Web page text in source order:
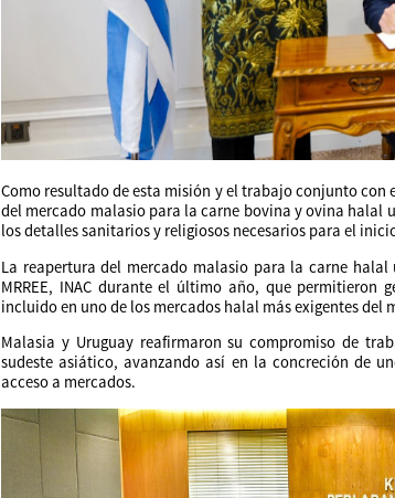
Como resultado de esta misión y el trabajo conjunto
del mercado malasio para la carne bovina y ovina halal
los detalles sanitarios y religiosos necesarios para el
La reapertura del mercado malasio para la carne halal
MRREE, INAC durante el último año, que permitieron
incluido en uno de los mercados halal más exigentes del
Malasia y Uruguay reafirmaron su compromiso de
sudeste asiático, avanzando así en la concreción de
acceso a mercados.